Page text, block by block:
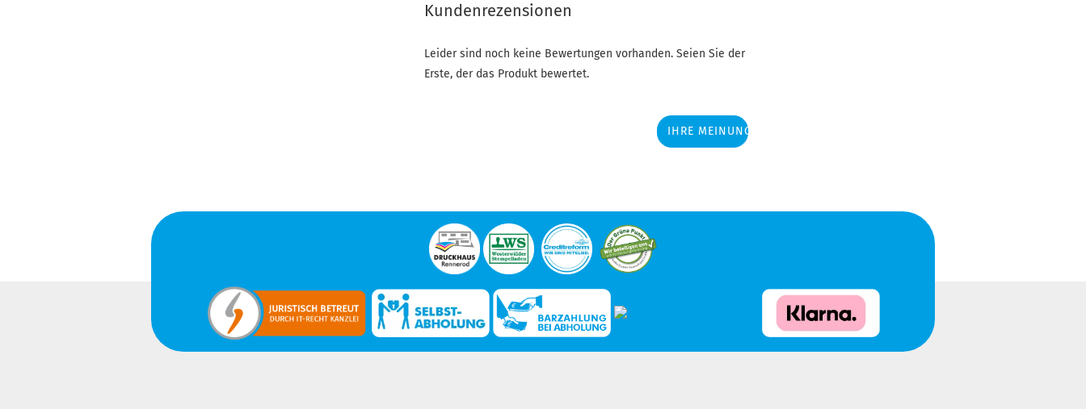
Kundenrezensionen
Leider sind noch keine Bewertungen vorhanden. Seien Sie der
Erste, der das Produkt bewertet.
IHRE MEINUNG